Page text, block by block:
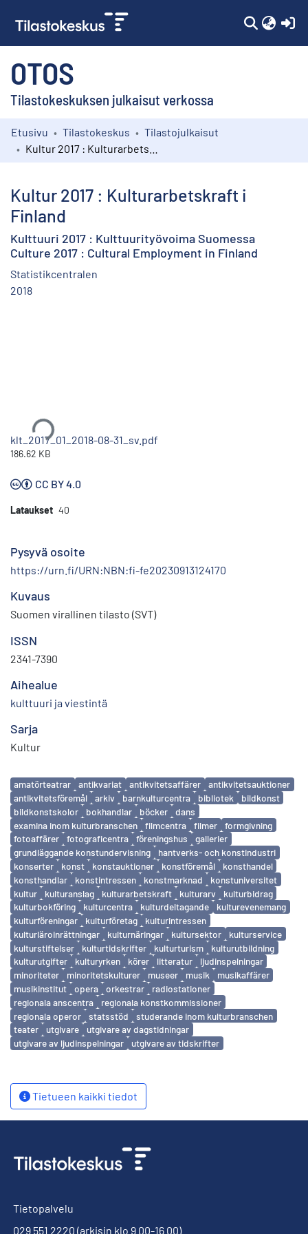
OTOS
Tilastokeskuksen julkaisut verkossa
Kokoelmat
Etusivu Tilastokeskus
Tilastojulkaisut
Kultur 2017 : Kulturarbetskraft i
Finland
Kulttuuri 2017 : Kulttuurityövoima Suomessa
Culture 2017 : Cultural Employment in Finland
Statistikcentralen
2018
klt_2017_01_2018-08-31_sv.pdf
186.62 KB
CC BY 4.0
Lataukset 40
Pysyvä osoite
https://urn.fi/URN:NBN:fi-fe20230913124170
Kuvaus
Suomen virallinen tilasto (SVT)
ISSN
2341-7390
Aihealue
kulttuuri ja viestintä
Sarja
Kultur
Avainsanat
amatörteatrar antikvariat antikvitetsaffärer
antikvitetsauktioner
antikvitetsföremål
arkiv barnkulturcentra bibliotek
bildkonst
bildkonstskolor
bokhandlar böcker
dans
examina inom kulturbranschen
filmcentra filmer
formgivning
fotoaffärer
fotograficentra föreningshus
gallerier
grundläggande konstundervisning
hantverks- och konstindustri
konserter
konst konstauktioner konstföremål
konsthandel
konsthandlar
konstintressen konstmarknad
konstuniversitet
kultur
kulturanslag kulturarbetskraft kulturarv
kulturbidrag
kulturbokföring
kulturcentra kulturdeltagande
kulturevenemang
kulturföreningar
kulturföretag
kulturintressen
kulturläroinrättningar
kulturnäringar kultursektor
kulturservice
kulturstiftelser
kulturtidskrifter kulturturism
kulturutbildning
kulturutgifter
kulturyrken körer litteratur
ljudinspelningar
minoriteter
minoritetskulturer museer musik
musikaffärer
musikinstitut
opera orkestrar
radiostationer
regionala anscentra
regionala konstkommissioner
regionala operor
statsstöd
studerande inom kulturbranschen
teater
utgivare
utgivare av dagstidningar
utgivare av ljudinspelningar
utgivare av tidskrifter
Tietueen kaikki tiedot
Tietopalvelu
029 551 2220 (arkisin klo 9.00-16.00)